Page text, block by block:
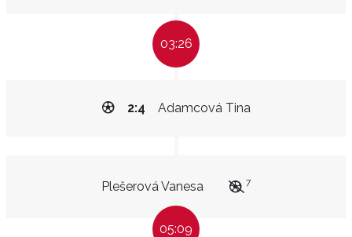
03:26
Adamcová Tina
2:4
Plešerová Vanesa 7
05:09